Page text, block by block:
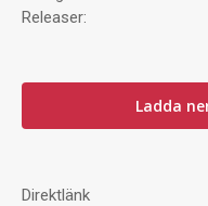
Releaser:
Ladda
Direktlänk